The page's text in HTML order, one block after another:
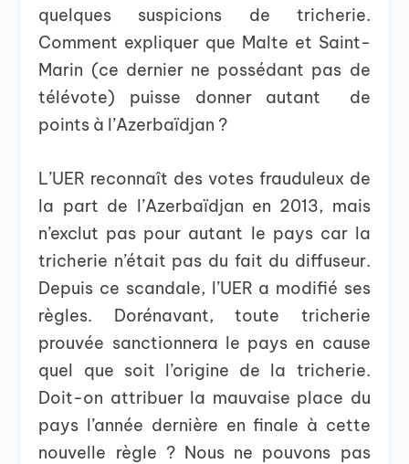
quelques suspicions de tricherie.
Comment expliquer que Malte et Saint-
Marin (ce dernier ne possédant pas de
télévote) puisse donner autant de
points à l’Azerbaïdjan ?
L’UER reconnaît des votes frauduleux de
la part de l’Azerbaïdjan en 2013, mais
n’exclut pas pour autant le pays car la
tricherie n’était pas du fait du diffuseur.
Depuis ce scandale, l’UER a modifié ses
règles. Dorénavant, toute tricherie
prouvée sanctionnera le pays en cause
quel que soit l’origine de la tricherie.
Doit-on attribuer la mauvaise place du
pays l’année dernière en finale à cette
nouvelle règle ? Nous ne pouvons pas